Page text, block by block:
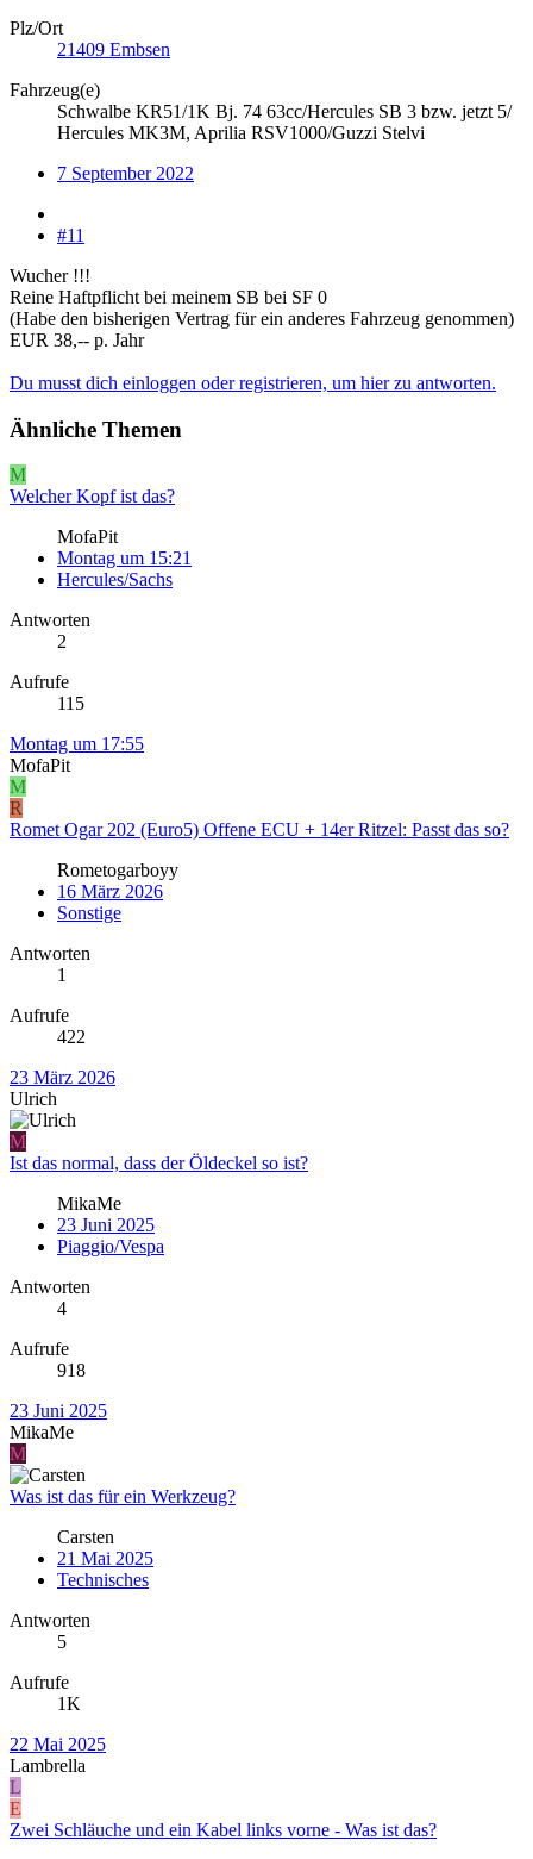
Plz/Ort
21409 Embsen
Fahrzeug(e)
Schwalbe KR51/1K Bj. 74 63cc/Hercules SB 3 bzw. jetzt 5/
Hercules MK3M, Aprilia RSV1000/Guzzi Stelvi
7 September 2022
#11
Wucher !!!
Reine Haftpflicht bei meinem SB bei SF 0
(Habe den bisherigen Vertrag für ein anderes Fahrzeug genommen)
EUR 38,-- p. Jahr
Du musst dich einloggen oder registrieren, um hier zu antworten.
Ähnliche Themen
M
Welcher Kopf ist das?
MofaPit
Montag um 15:21
Hercules/Sachs
Antworten
2
Aufrufe
115
Montag um 17:55
MofaPit
M
R
Romet Ogar 202 (Euro5) Offene ECU + 14er Ritzel: Passt das so?
Rometogarboyy
16 März 2026
Sonstige
Antworten
1
Aufrufe
422
23 März 2026
Ulrich
M
Ist das normal, dass der Öldeckel so ist?
MikaMe
23 Juni 2025
Piaggio/Vespa
Antworten
4
Aufrufe
918
23 Juni 2025
MikaMe
M
Was ist das für ein Werkzeug?
Carsten
21 Mai 2025
Technisches
Antworten
5
Aufrufe
1K
22 Mai 2025
Lambrella
L
E
Zwei Schläuche und ein Kabel links vorne - Was ist das?